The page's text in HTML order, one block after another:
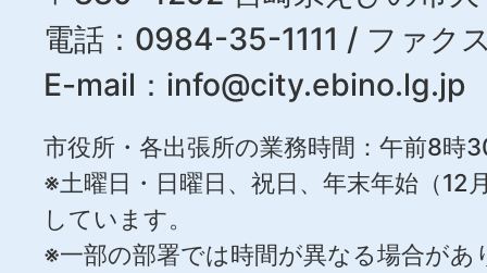
電話：0984-35-1111 / ファ
E-mail： info@city.ebino.lg.jp
市役所・各出張所の業務時間：午前8時
※土曜日・日曜日、祝日、年末年始（12
しています。
※一部の部署では時間が異なる場合が